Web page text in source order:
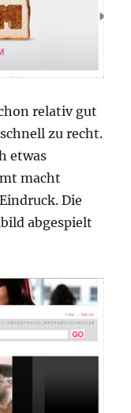
relativ gut
zu recht.
etwas
macht
Die
abgespielt